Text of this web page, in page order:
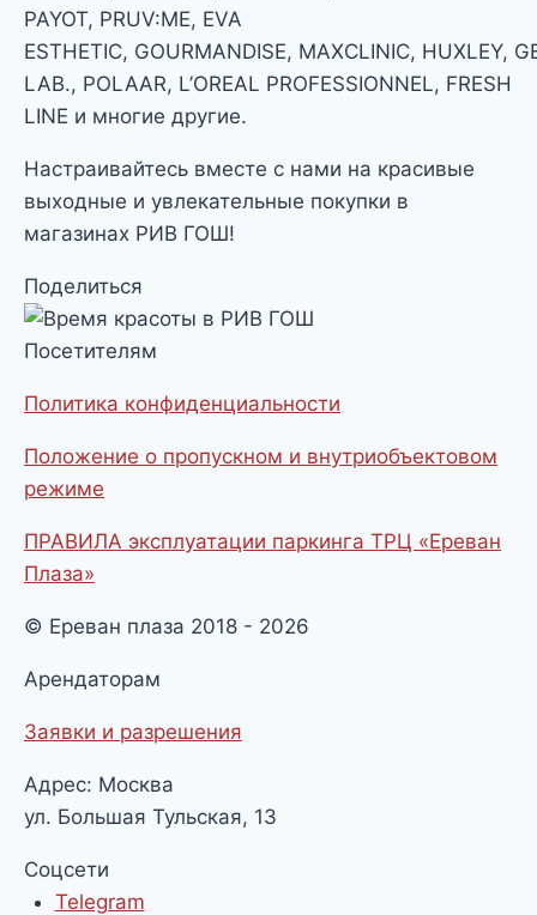
PAYOT, PRUV:ME, EVA
ESTHETIC, GOURMANDISE, MAXCLINIC, HUXLEY,
LAB., POLAAR, L’OREAL PROFESSIONNEL, FRESH
LINE и многие другие.
Настраивайтесь вместе с нами на красивые
выходные и увлекательные покупки в
магазинах РИВ ГОШ!
Поделиться
Посетителям
Политика конфиденциальности
Положение о пропускном и внутриобъектовом
режиме
ПРАВИЛА эксплуатации паркинга ТРЦ «Ереван
Плаза»
© Ереван плаза 2018 - 2026
Арендаторам
Заявки и разрешения
Адрес: Москва
ул. Большая Тульская, 13
Соцсети
Telegram